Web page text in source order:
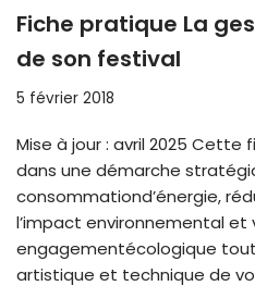
Fiche pratique La
de son festival
5 février 2018
Mise à jour : avril 2025
dans une démarche
consommationd’énergie,
l’impact environnemental et
engagementécologique
artistique et technique de